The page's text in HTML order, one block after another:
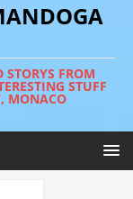
STORYS FROM
STUFF
MONACO